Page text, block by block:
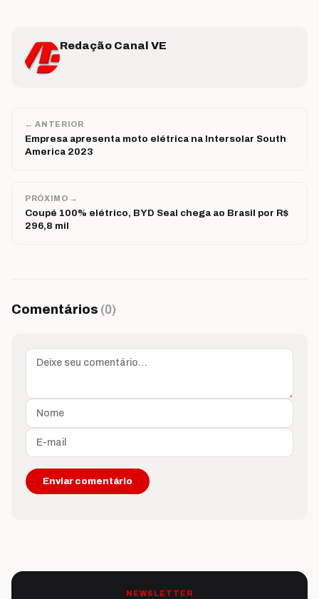
Redação Canal VE
← ANTERIOR
Empresa apresenta moto elétrica na Intersolar South
America 2023
PRÓXIMO →
Coupé 100% elétrico, BYD Seal chega ao Brasil por R$
296,8 mil
Comentários (0)
NEWSLETTER